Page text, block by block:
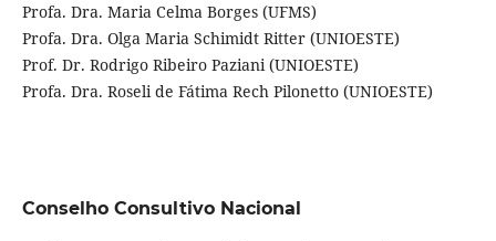
Profa. Dra. Maria Celma Borges (UFMS)
Profa. Dra. Olga Maria Schimidt Ritter (UNIOESTE)
Prof. Dr. Rodrigo Ribeiro Paziani (UNIOESTE)
Profa. Dra. Roseli de Fátima Rech Pilonetto (UNIOESTE)
Conselho Consultivo Nacional